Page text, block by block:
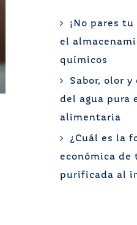
¡No pares
el
químicos
Sabor, olor
del agua pura
alimentaria
¿Cuál es la
económica de
purificada al